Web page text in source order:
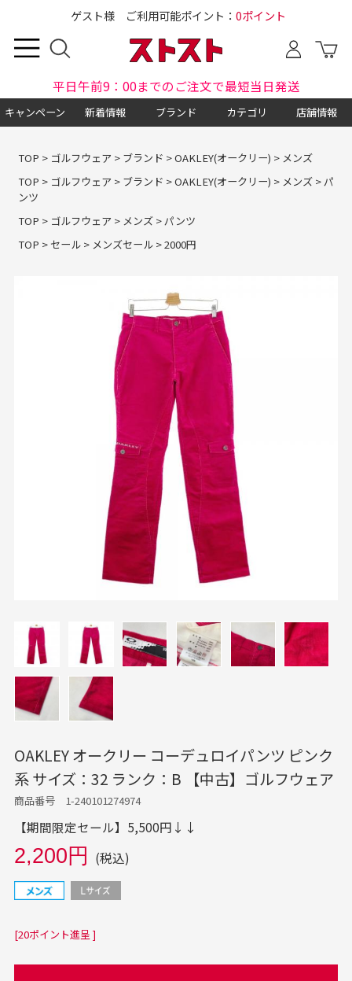
ゲスト様 ご利用可能ポイント： 0ポイント
平日午前9：00までのご注文で最短当日発送
キャンペーン 新着情報 ブランド カテゴリ 店舗情報
TOP > ゴルフウェア > ブランド >OAKLEY(オークリー) > メンズ
TOP > ゴルフウェア > ブランド >OAKLEY(オークリー) > メンズ>パ
ンツ
TOP > ゴルフウェア > メンズ>パンツ
TOP > セール> メンズセール>2000円
OAKLEY オークリー コーデュロイパンツ ピンク
系 サイズ：32 ランク：B 【中古】ゴルフウェア
商品番号 1-240101274974
【期間限定セール】5,500円↓↓
2,200円 (税込)
[20ポイント進呈 ]